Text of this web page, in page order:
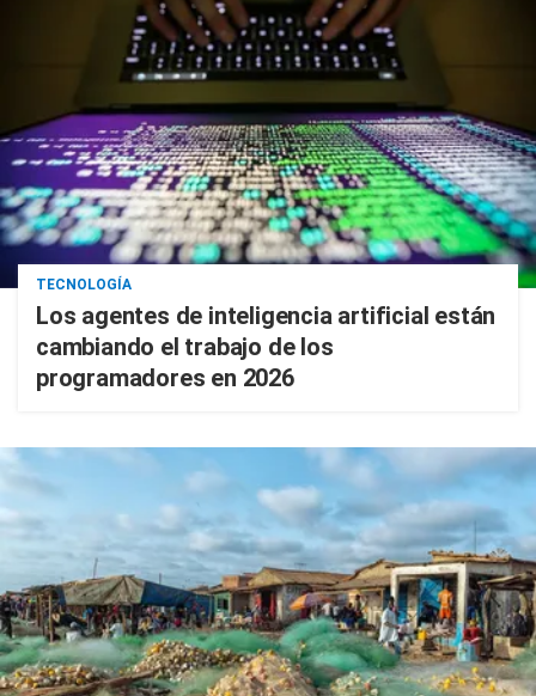
TECNOLOGÍA
Los agentes de inteligencia artificial están
cambiando el trabajo de los
programadores en 2026